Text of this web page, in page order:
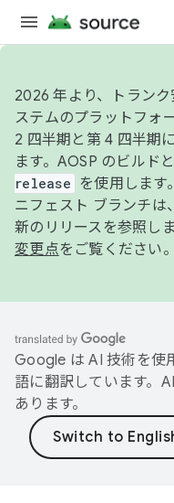
2026 年より、トラン
ステムのプラットフォ
2 四半期と第 4 四半期
ます。AOSP のビルド
release
を使用します。
ニフェスト ブランチは
新のリリースを参照し
変更点をご覧ください。
Google は AI 技術を使
語に翻訳しています。
あります。